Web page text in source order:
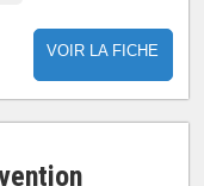
VOIR LA FICHE